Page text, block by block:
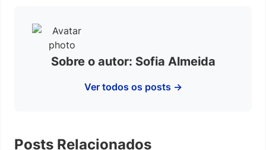
Sobre o autor: Sofia Almeida
Ver todos os posts →
Posts Relacionados